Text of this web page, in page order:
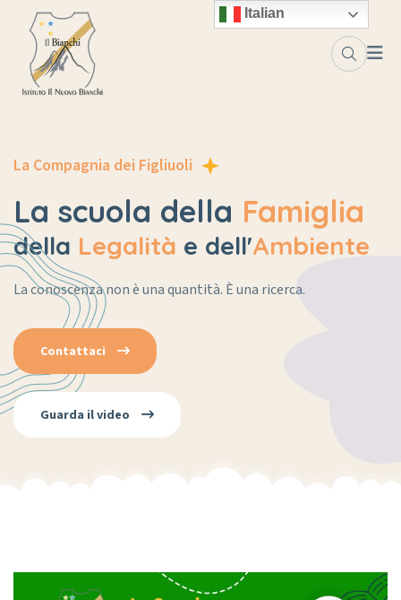
La Compagnia dei Figliuoli
La scuola della Famiglia
della Legalità e dell'Ambiente
La conoscenza non è una quantità. È una ricerca.
Contattaci
Guarda il video
Italian